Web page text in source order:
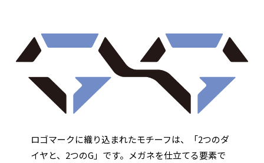
ロゴマークに織り込まれたモチーフは、「2つのダ
イヤと、2つのG」です。メガネを仕立てる要素で